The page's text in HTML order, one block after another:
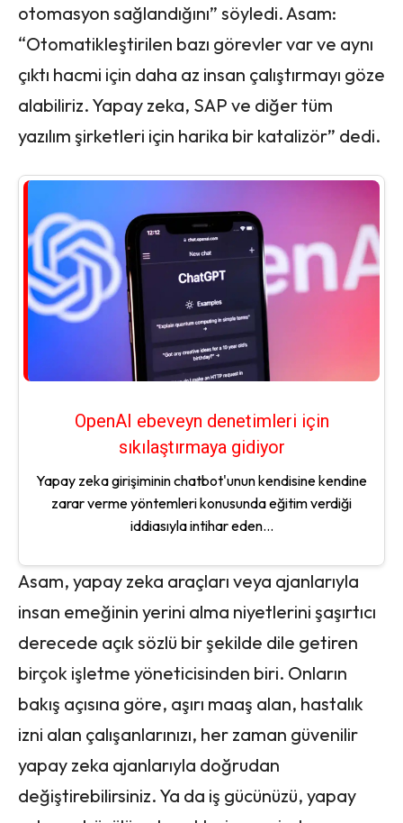
otomasyon sağlandığını” söyledi. Asam:
“Otomatikleştirilen bazı görevler var ve aynı
çıktı hacmi için daha az insan çalıştırmayı göze
alabiliriz. Yapay zeka, SAP ve diğer tüm
yazılım şirketleri için harika bir katalizör” dedi.
OpenAI ebeveyn denetimleri için
sıkılaştırmaya gidiyor
Yapay zeka girişiminin chatbot'unun kendisine kendine
zarar verme yöntemleri konusunda eğitim verdiği
iddiasıyla intihar eden...
Asam, yapay zeka araçları veya ajanlarıyla
insan emeğinin yerini alma niyetlerini şaşırtıcı
derecede açık sözlü bir şekilde dile getiren
birçok işletme yöneticisinden biri. Onların
bakış açısına göre, aşırı maaş alan, hastalık
izni alan çalışanlarınızı, her zaman güvenilir
yapay zeka ajanlarıyla doğrudan
değiştirebilirsiniz. Ya da iş gücünüzü, yapay